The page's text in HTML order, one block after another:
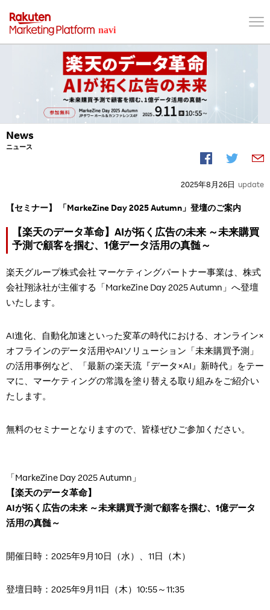
News
ニュース
2025年8月26日 update
【セミナー】 「MarkeZine Day 2025 Autumn」登壇のご案内
【楽天のデータ革命】AIが拓く広告の未来 ～未来購買
予測で顧客を掴む、1億データ活用の真髄～
楽天グループ株式会社 マーケティングパートナー事業は、株式
会社翔泳社が主催する「MarkeZine Day 2025 Autumn」へ登壇
いたします。
AI進化、自動化加速といった変革の時代における、オンライン×
オフラインのデータ活用やAIソリューション「未来購買予測」
の活用事例など、「最新の楽天流『データ×AI』新時代」をテー
マに、マーケティングの常識を塗り替える取り組みをご紹介い
たします。
無料のセミナーとなりますので、皆様ぜひご参加ください。
「MarkeZine Day 2025 Autumn」
【楽天のデータ革命】
AIが拓く広告の未来 ～未来購買予測で顧客を掴む、1億データ
活用の真髄～
開催日時：2025年9月10日（水）、11日（木）
登壇日時：2025年9月11日（木）10:55～11:35